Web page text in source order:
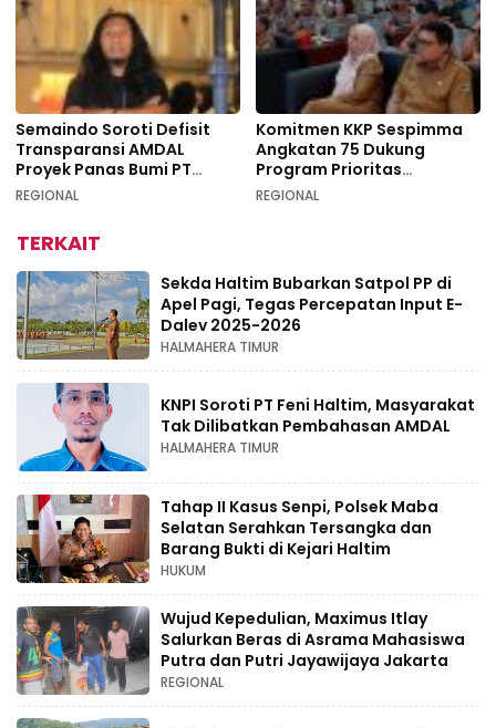
Semaindo Soroti Defisit
Transparansi AMDAL
Proyek Panas Bumi PT
Geodipa Energi di
REGIONAL
Komitmen KKP Sespimma
Angkatan 75 Dukung
Program Prioritas
Swasembada Pangan
REGIONAL
TERKAIT
Sekda Haltim Bubarkan Satpol PP di
Apel Pagi, Tegas Percepatan Input E-
Dalev 2025-2026
HALMAHERA TIMUR
KNPI Soroti PT Feni Haltim, Masyarakat
Tak Dilibatkan Pembahasan AMDAL
HALMAHERA TIMUR
Tahap II Kasus Senpi, Polsek Maba
Selatan Serahkan Tersangka dan
Barang Bukti di Kejari Haltim
HUKUM
Wujud Kepedulian, Maximus Itlay
Salurkan Beras di Asrama Mahasiswa
Putra dan Putri Jayawijaya Jakarta
REGIONAL